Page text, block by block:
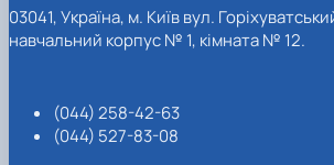
03041, Україна, м. Київ вул.
навчальний корпус № 1, кімната № 12.
(044) 258-42-63
(044) 527-83-08